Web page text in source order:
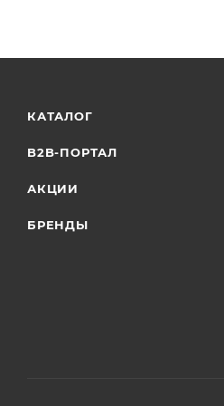
КАТАЛОГ
B2B-ПОРТАЛ
АКЦИИ
БРЕНДЫ